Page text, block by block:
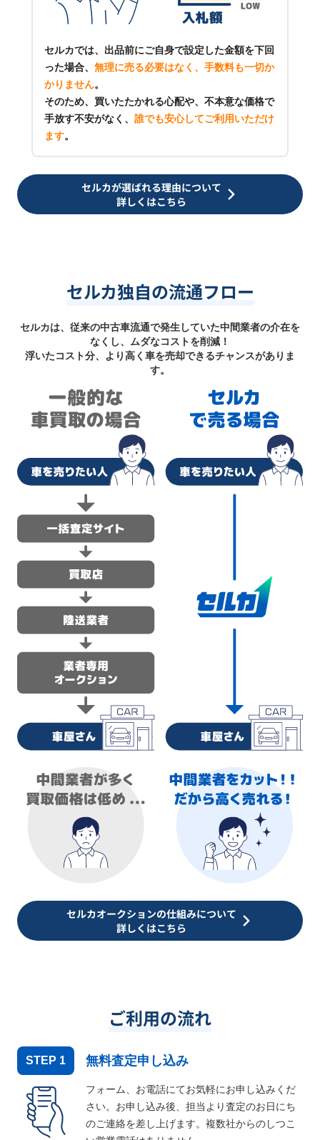
セルカでは、出品前にご自身で設定した金額を下回
った場合、 無理に売る必要はなく、手数料も一切か
かりません。
そのため、買いたたかれる心配や、不本意な価格で
手放す不安がなく、 誰でも安心してご利用いただけ
ます。
セルカが選ばれる理由について
詳しくはこちら
セルカ独自の流通フロー
セルカは、従来の中古車流通で発生していた中間業者の介在を
なくし、ムダなコストを削減！
浮いたコスト分、より高く車を売却できるチャンスがありま
す。
セルカオークションの仕組みについて
詳しくはこちら
ご利用の流れ
STEP 1 無料査定申し込み
フォーム、お電話にてお気軽にお申し込みくだ
さい。お申し込み後、担当より査定のお日にち
のご連絡を差し上げます。複数社からのしつこ